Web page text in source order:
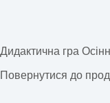
Дидактична гра
Повернутися до